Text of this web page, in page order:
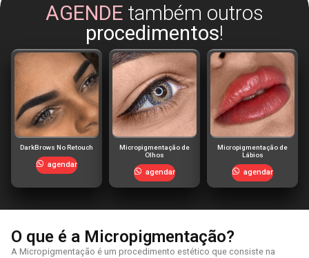
AGENDE também outros
procedimentos!
DarkBrows No Retouch
agendar
Micropigmentação de
Olhos
agendar
Micropigmentação de
Lábios
agendar
O que é a Micropigmentação?
A Micropigmentação é um procedimento estético que consiste na